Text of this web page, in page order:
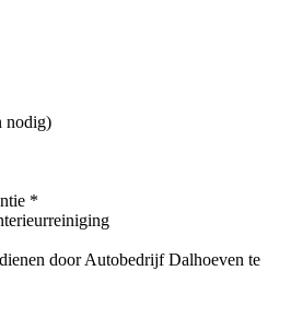
nodig)
*
door Autobedrijf Dalhoeven te